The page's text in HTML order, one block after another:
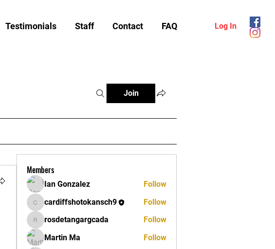
Testimonials Staff Contact FAQ Log In
Join
Members
Ian Gonzalez Follow
cardiffshotokansch9
cardiffshotokansch9 Follow
rosdetangargcada
rosdetangargcada
Follow
Martin Ma
Follow